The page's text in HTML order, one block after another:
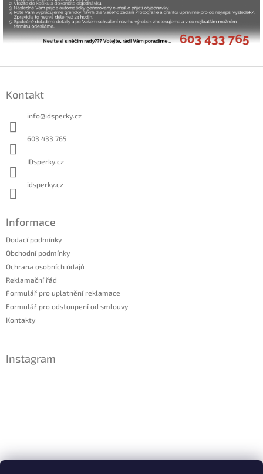
Kontakt
info@idsperky.cz
603 433 765
IDsperky.cz
idsperky.cz
Informace
Dodací podmínky
Obchodní podmínky
Ochrana osobních údajů
Reklamační řád
Formulář pro uplatnění reklamace
Formulář pro odstoupení od smlouvy
Kontakty
Instagram